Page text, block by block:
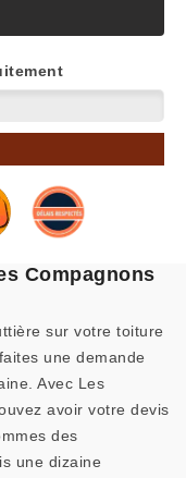
Compagnons
sur votre toiture
une demande
Avec Les
avoir votre devis
des
une dizaine